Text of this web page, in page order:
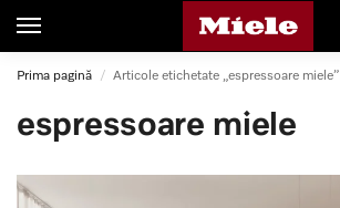
Prima pagină / Articole etichetate „espressoare miele”
espressoare miele